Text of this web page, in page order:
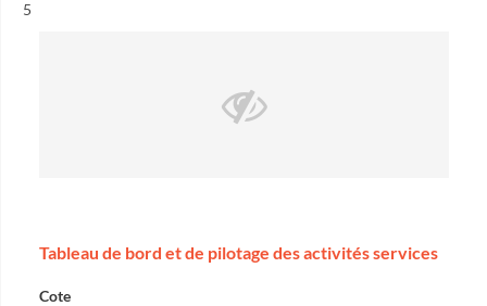
Résultat n°
5
Tableau de bord et de pilotage des activités services
Cote